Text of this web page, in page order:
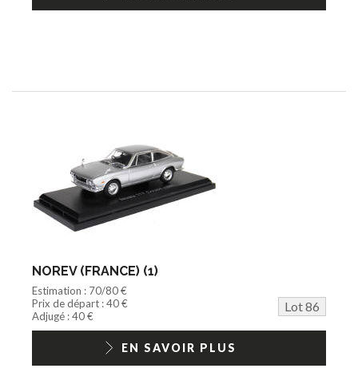
NOREV (FRANCE) (1)
Estimation : 70/80 €
Prix de départ : 40 €
Lot 86
Adjugé : 40 €
EN SAVOIR PLUS